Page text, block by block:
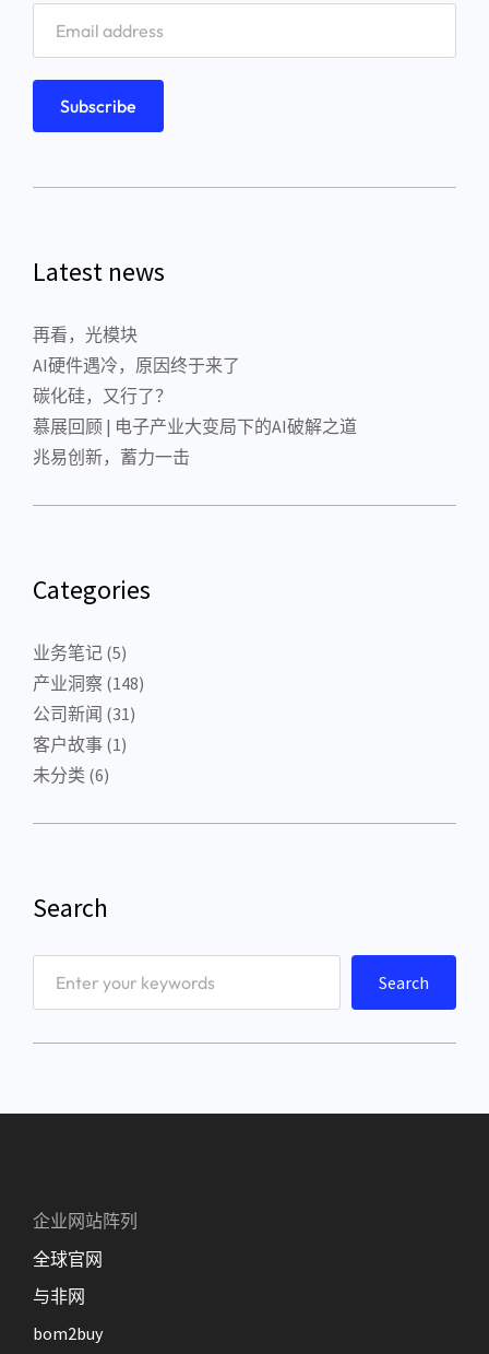
Latest news
再看，光模块
AI硬件遇冷，原因终于来了
碳化硅，又行了？
慕展回顾 | 电子产业大变局下的AI破解之道
兆易创新，蓄力一击
Categories
业务笔记 (5)
产业洞察 (148)
公司新闻 (31)
客户故事 (1)
未分类 (6)
Search
Search
企业网站阵列
全球官网
与非网
bom2buy